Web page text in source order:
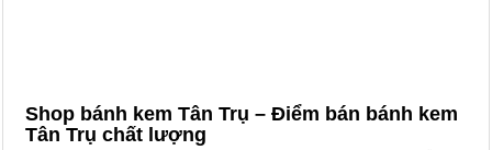
Shop bánh kem Tân Trụ – Điểm bán bánh kem
Tân Trụ chất lượng